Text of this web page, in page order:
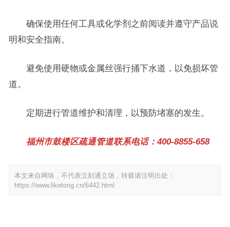
确保使用任何工具或化学剂之前阅读并遵守产品说
明和安全指南。
避免使用硬物或金属丝强行捅下水道，以免损坏管
道。
定期进行管道维护和清理，以预防堵塞的发生。
福州市鼓楼区疏通管道联系电话：400-8855-658
本文来自网络，不代表立刻通立场，转载请注明出处：
https://www.liketong.cn/6442.html